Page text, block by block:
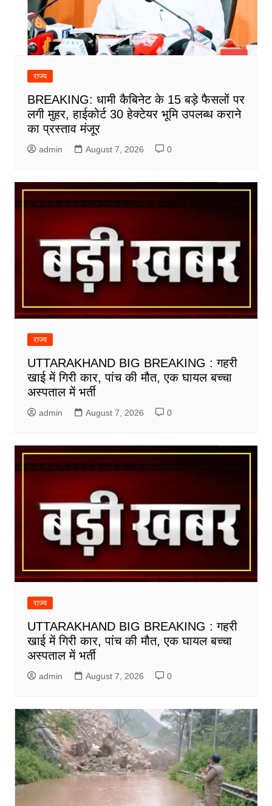
राज्य
BREAKING: धामी कैबिनेट के 15 बड़े फैसलों पर
लगी मुहर, हाईकोर्ट 30 हेक्टेयर भूमि उपलब्ध कराने
का प्रस्ताव मंजूर
admin August 7, 2026 0
राज्य
UTTARAKHAND BIG BREAKING : गहरी
खाई में गिरी कार, पांच की मौत, एक घायल बच्चा
अस्पताल में भर्ती
admin August 7, 2026 0
राज्य
UTTARAKHAND BIG BREAKING : गहरी
खाई में गिरी कार, पांच की मौत, एक घायल बच्चा
अस्पताल में भर्ती
admin August 7, 2026 0